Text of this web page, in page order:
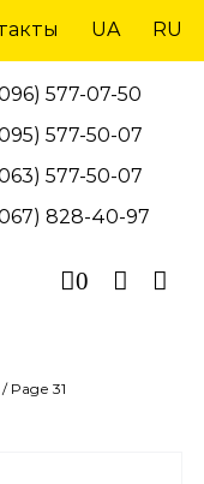
UA RU
577-07-50
577-50-07
577-50-07
828-40-97
0
/ Page 31